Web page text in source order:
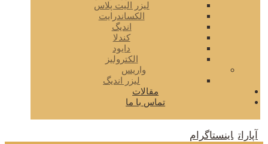
لیزر الیت پلاس
الکساندرایت
اندیگ
کندلا
دایود
الکترولیز
واریس
لیزر اندیگ
مقالات
تماس با ما
آپارات اینستاگرام